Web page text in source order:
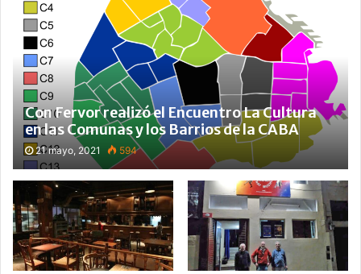
Con Fervor realizó el Encuentro La Cultura
en las Comunas y los Barrios de la CABA
21 mayo, 2021 594